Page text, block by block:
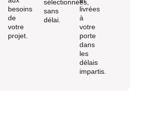
besoins
de
votre
projet.
sélectionnées,
sans
délai.
livrées
à
votre
porte
dans
les
délais
impartis.